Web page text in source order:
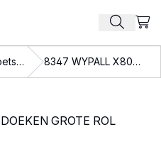
Zoek
Poetspapier en doeken 8347 WYPALL X80 POETSDOEKEN GROTE ROL STAALBLAUW